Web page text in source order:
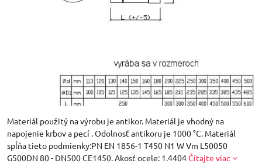
Materiál použitý na výrobu je antikor. Materiál je vhodný na
napojenie krbov a pecí . Odolnosť antikoru je 1000 °C. Materiál
spĺňa tieto podmienky:PN EN 1856-1 T450 N1 W Vm L50050
G500DN 80 - DN500 CE1450. Akosť ocele: 1.4404Čítajte viac